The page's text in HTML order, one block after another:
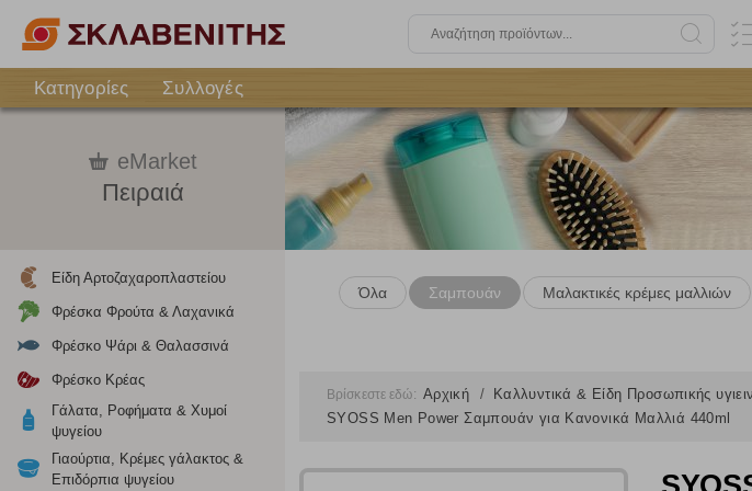
Κατηγορίες
Συλλογές
eMarket
Πειραιά
Είδη Αρτοζαχαροπλαστείου
Φρέσκα Φρούτα & Λαχανικά
Φρέσκο Ψάρι & Θαλασσινά
Φρέσκο Κρέας
Γάλατα, Ροφήματα & Χυμοί
ψυγείου
Γιαούρτια, Κρέμες γάλακτος &
Επιδόρπια ψυγείου
Όλα Σαμπουάν Μαλακτικές κρέμες μαλλιών
Βρίσκεστε εδώ: Αρχική Καλλυντικά & Είδη Προσωπικής
SYOSS Men Power Σαμπουάν για Κανονικά Μαλλιά 440ml